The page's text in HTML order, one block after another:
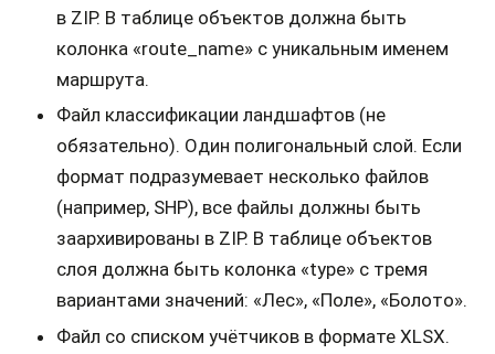
в ZIP. В таблице объектов должна быть
колонка «route_name» с уникальным именем
маршрута.
Файл классификации ландшафтов (не
обязательно). Один полигональный слой. Если
формат подразумевает несколько файлов
(например, SHP), все файлы должны быть
заархивированы в ZIP. В таблице объектов
слоя должна быть колонка «type» с тремя
вариантами значений: «Лес», «Поле», «Болото».
Файл со списком учётчиков в формате XLSX.